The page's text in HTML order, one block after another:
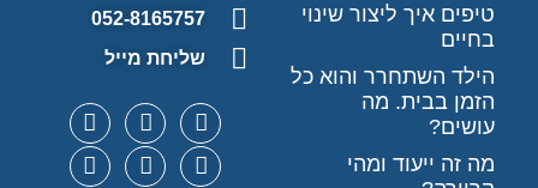
טיפים איך ליצור שינוי
בחיים
הילד השתחרר והוא כל
הזמן בבית. מה
עושים?
מה זה ייעוד ומהי
052-8165757
שליחת מייל